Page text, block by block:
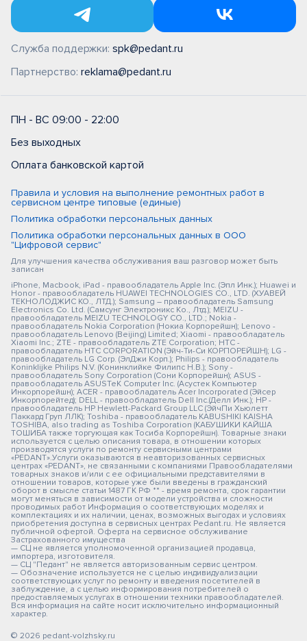
Служба поддержки: spk@pedant.ru
Партнерство: reklama@pedant.ru
ПН - ВС 09:00 - 22:00
Без выходных
Оплата банковской картой
Правила и условия на выполнение ремонтных работ в
сервисном центре типовые (единые)
Политика обработки персональных данных
Политика обработки персональных данных в ООО
"Цифровой сервис"
Для улучшения качества обслуживания ваш разговор может быть
записан
iPhone, Macbook, iPad - правообладатель Apple Inc. (Эпл Инк.); Huawei и
Honor - правообладатель HUAWEI TECHNOLOGIES CO., LTD. (ХУАВЕЙ
ТЕКНОЛОДЖИС КО., ЛТД.); Samsung – правообладатель Samsung
Electronics Co. Ltd. (Самсунг Электроникс Ко., Лтд.); MEIZU -
правообладатель MEIZU TECHNOLOGY CO., LTD.; Nokia -
правообладатель Nokia Corporation (Нокиа Корпорейшн); Lenovo -
правообладатель Lenovo (Beijing) Limited; Xiaomi - правообладатель
Xiaomi Inc.; ZTE - правообладатель ZTE Corporation; HTC -
правообладатель HTC CORPORATION (Эйч-Ти-Си КОРПОРЕЙШН); LG -
правообладатель LG Corp. (ЭлДжи Корп.); Philips - правообладатель
Koninklijke Philips N.V. (Конинклийке Филипс Н.В.); Sony -
правообладатель Sony Corporation (Сони Корпорейшн); ASUS -
правообладатель ASUSTeK Computer Inc. (Асустек Компьютер
Инкорпорейшн); ACER - правообладатель Acer Incorporated (Эйсер
Инкорпорейтед); DELL - правообладатель Dell Inc.(Делл Инк.); HP -
правообладатель HP Hewlett-Packard Group LLC (ЭйчПи Хьюлетт
Паккард Груп ЛЛК); Toshiba - правообладатель KABUSHIKI KAISHA
TOSHIBA, also trading as Toshiba Corporation (КАБУШИКИ КАЙША
ТОШИБА также торгующая как Тосиба Корпорейшн). Товарные знаки
используется с целью описания товара, в отношении которых
производятся услуги по ремонту сервисными центрами
«PEDANT».Услуги оказываются в неавторизованных сервисных
центрах «PEDANT», не связанными с компаниями Правообладателями
товарных знаков и/или с ее официальными представителями в
отношении товаров, которые уже были введены в гражданский
оборот в смысле статьи 1487 ГК РФ ** - время ремонта, срок гарантии
могут меняться в зависимости от модели устройства и сложности
проводимых работ Информация о соответствующих моделях и
комплектациях и их наличии, ценах, возможных выгодах и условиях
приобретения доступна в сервисных центрах Pedant.ru. Не является
публичной офертой. Оферта на сервисное обслуживание
Застрахованного имущества
— СЦ не является уполномоченной организацией продавца,
импортера, изготовителя.
— СЦ "Педант" не является авторизованным сервис центром.
— Обозначение используется не с целью индивидуализации
соответствующих услуг по ремонту и введения посетителей в
заблуждение, а с целью информирования потребителей о
предоставляемых услугах в отношении техники правообладателей.
Вся информация на сайте носит исключительно информационный
характер.
© 2026 pedant-volzhsky.ru